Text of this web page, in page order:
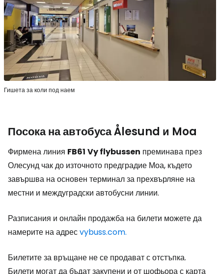
Гишета за коли под наем
Посока на автобуса Ålesund и Moa
Фирмена линия FB61 Vy flybussen преминава през
Олесунд чак до източното предградие Моа, където
завършва на основен терминал за прехвърляне на
местни и междуградски автобусни линии.
Разписания и онлайн продажба на билети можете да
намерите на адресvybuss.com.
Билетите за връщане не се продават с отстъпка.
Билети могат да бъдат закупени и от шофьора с карта